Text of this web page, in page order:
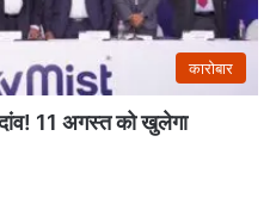
कारोबार
दांव! 11 अगस्त को खुलेगा